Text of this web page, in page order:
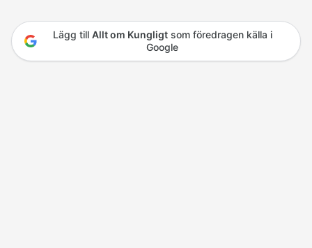
Lägg till Allt om Kungligtsom föredragen källa i
Google